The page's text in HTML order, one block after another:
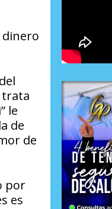
trata
le
de
de
por
es